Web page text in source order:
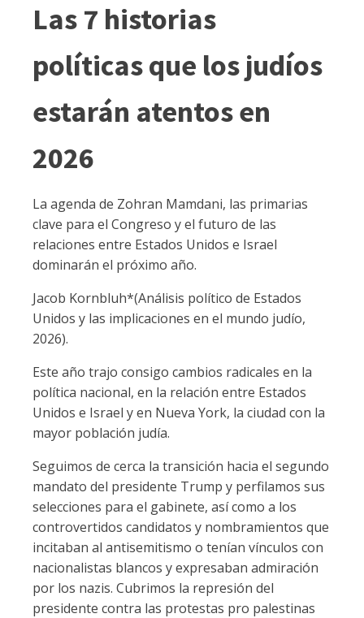
Las 7 historias
políticas que los judíos
estarán atentos en
2026
La agenda de Zohran Mamdani, las primarias
clave para el Congreso y el futuro de las
relaciones entre Estados Unidos e Israel
dominarán el próximo año.
Jacob Kornbluh*(Análisis político de Estados
Unidos y las implicaciones en el mundo judío,
2026).
Este año trajo consigo cambios radicales en la
política nacional, en la relación entre Estados
Unidos e Israel y en Nueva York, la ciudad con la
mayor población judía.
Seguimos de cerca la transición hacia el segundo
mandato del presidente Trump y perfilamos sus
selecciones para el gabinete, así como a los
controvertidos candidatos y nombramientos que
incitaban al antisemitismo o tenían vínculos con
nacionalistas blancos y expresaban admiración
por los nazis. Cubrimos la represión del
presidente contra las protestas pro palestinas